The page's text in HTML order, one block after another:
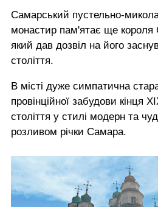
Самарський пустельно-
монастир пам'ятає ще короля
який дав дозвіл на його
століття.
В місті дуже симпатична
провінційної забудови кінця
століття у стилі модерн та
розливом річки Самара.